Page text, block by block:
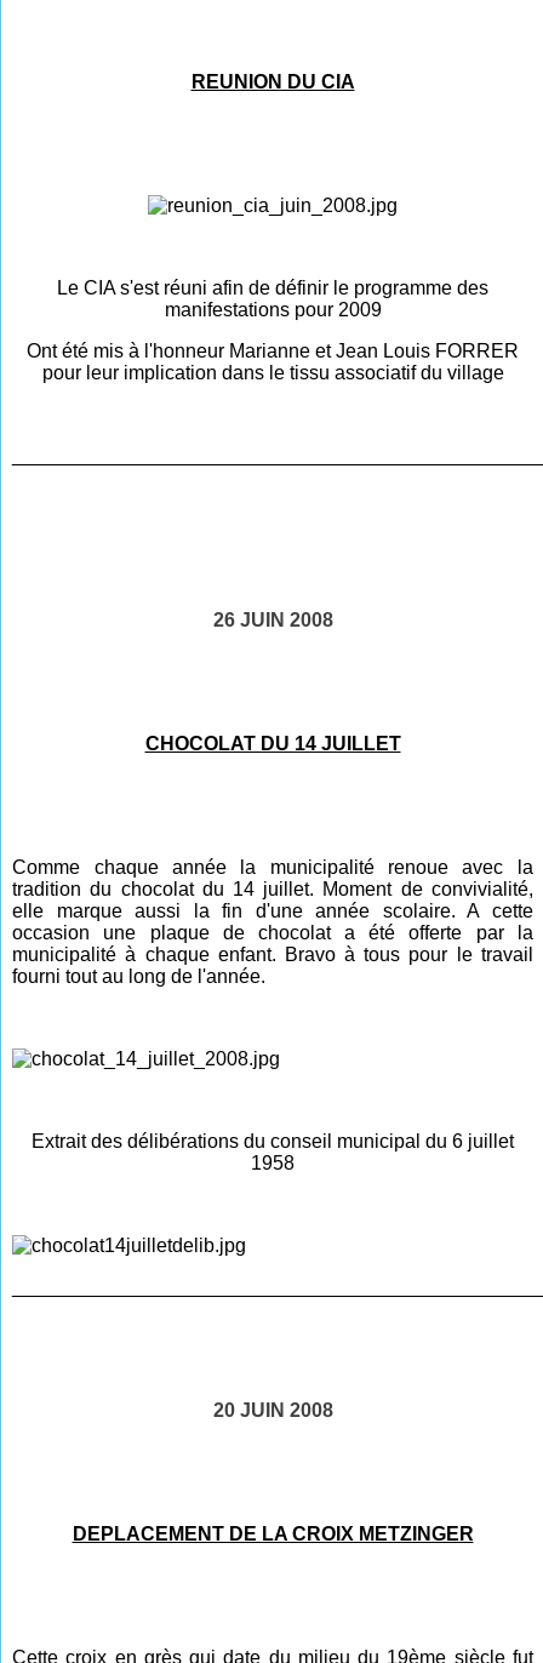
REUNION DU CIA
Le CIA s'est réuni afin de définir le programme des
manifestations pour 2009
Ont été mis à l'honneur Marianne et Jean Louis FORRER
pour leur implication dans le tissu associatif du village
26 JUIN 2008
CHOCOLAT DU 14 JUILLET
Comme chaque année la municipalité renoue avec la
tradition du chocolat du 14 juillet. Moment de convivialité,
elle marque aussi la fin d'une année scolaire. A cette
occasion une plaque de chocolat a été offerte par la
municipalité à chaque enfant. Bravo à tous pour le travail
fourni tout au long de l'année.
Extrait des délibérations du conseil municipal du 6 juillet
1958
20 JUIN 2008
DEPLACEMENT DE LA CROIX METZINGER
Cette croix en grès qui date du milieu du 19ème siècle fut